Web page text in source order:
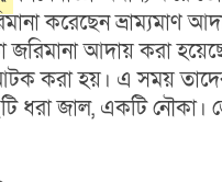
করেছেন
জরিমানা আদায় করা
করা হয়। এ সময় তাদের
ধরা জাল, একটি নৌকা।